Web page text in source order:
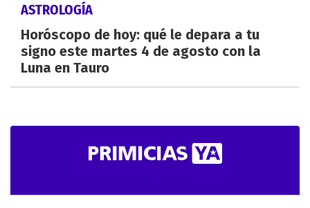
ASTROLOGÍA
Horóscopo de hoy: qué le depara a tu
signo este martes 4 de agosto con la
Luna en Tauro